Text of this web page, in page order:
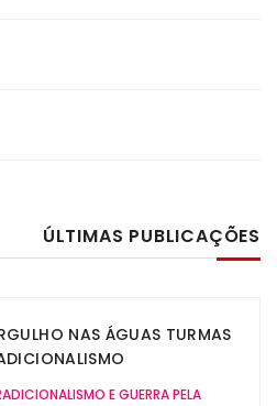
ÚLTIMAS PUBLICAÇÕES
NAS ÁGUAS TURMAS
E GUERRA PELA